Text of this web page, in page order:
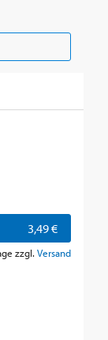
3,49 €
zzgl. Versand